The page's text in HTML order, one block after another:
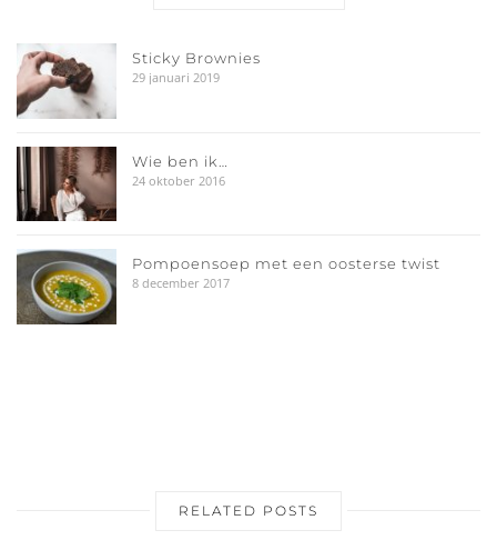
Sticky Brownies
29 januari 2019
Wie ben ik…
24 oktober 2016
Pompoensoep met een oosterse twist
8 december 2017
RELATED POSTS